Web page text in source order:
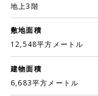
地上3階
敷地面積
12,548平方メートル
建物面積
6,683平方メートル